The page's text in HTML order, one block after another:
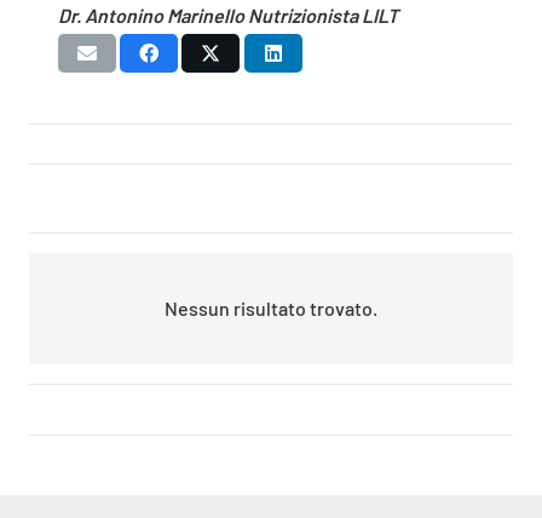
Dr. Antonino Marinello Nutrizionista LILT
Nessun risultato trovato.